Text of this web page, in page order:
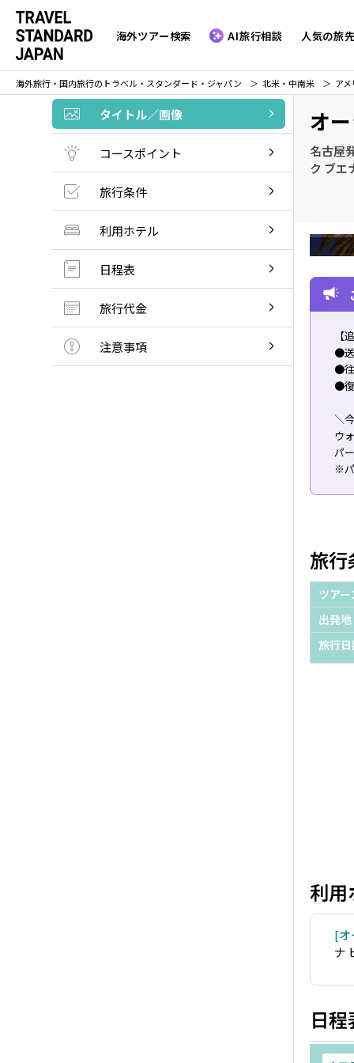
海外ツアー検索 AI旅行相談 人気の旅
海外旅行・国内旅行のトラベル・スタンダード・ジャパン 北米・中南米 ア
タイトル／画像
コースポイント
旅行条件
利用ホテル
日程表
旅行代金
注意事項
オ
名古屋
ク ブエ
【
●
●往
●復
＼
ウ
パ
※
旅行
ツア
出発地
旅行
利用
ナ
日程